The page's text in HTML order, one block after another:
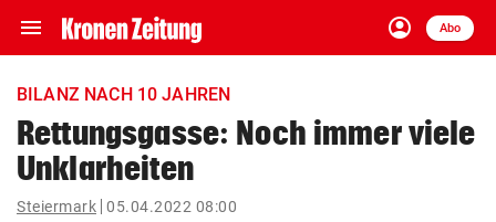
menu Navigation
ein-/ausklappen
account_circle
Anmelden
Abo
close Schließen
account_circle Anmelden
BILANZ NACH 10 JAHREN
Rettungsgasse: Noch immer viele
Unklarheiten
Steiermark 05.04.2022 08:00